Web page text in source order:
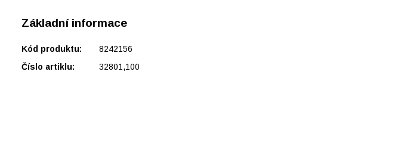
Základní informace
Kód produktu:
8242156
Číslo artiklu:
32801,100